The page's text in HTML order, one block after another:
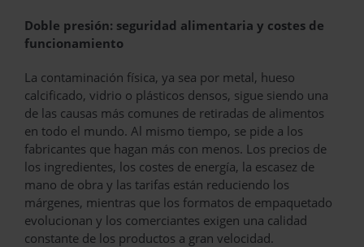
Doble presión: seguridad alimentaria y costes de
funcionamiento
La contaminación física, ya sea por metal, hueso
calcificado, vidrio o plásticos densos, sigue siendo una
de las causas más comunes de retiradas de alimentos
en todo el mundo. Al mismo tiempo, se pide a los
fabricantes que hagan más con menos. Los precios de
los ingredientes, los costes de energía, la escasez de
mano de obra y las tarifas están reduciendo los
márgenes, mientras que los formatos de empaquetado
evolucionan y los comerciantes exigen una calidad
constante de los productos a gran velocidad.